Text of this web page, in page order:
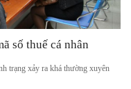
số thuế cá nhân
trạng xảy ra khá thường xuyên